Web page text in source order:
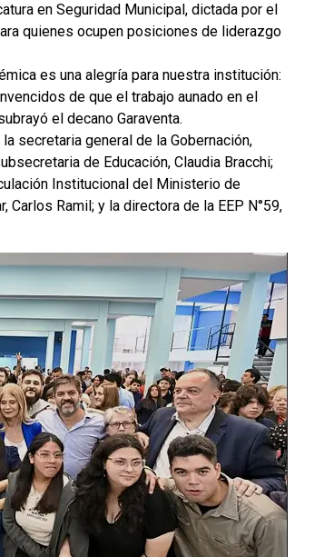
en Seguridad Municipal, dictada por el
quienes ocupen posiciones de liderazgo
es una alegría para nuestra institución:
de que el trabajo aunado en el
el decano Garaventa.
secretaria general de la Gobernación,
de Educación, Claudia Bracchi;
Institucional del Ministerio de
Ramil; y la directora de la EEP N°59,